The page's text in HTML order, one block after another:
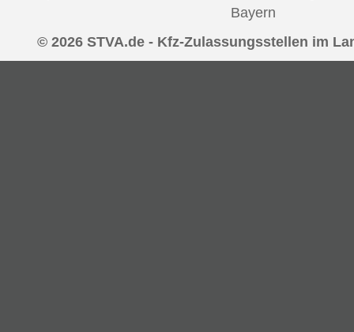
Bayern
© 2026 STVA.de - Kfz-Zulassungsstellen im